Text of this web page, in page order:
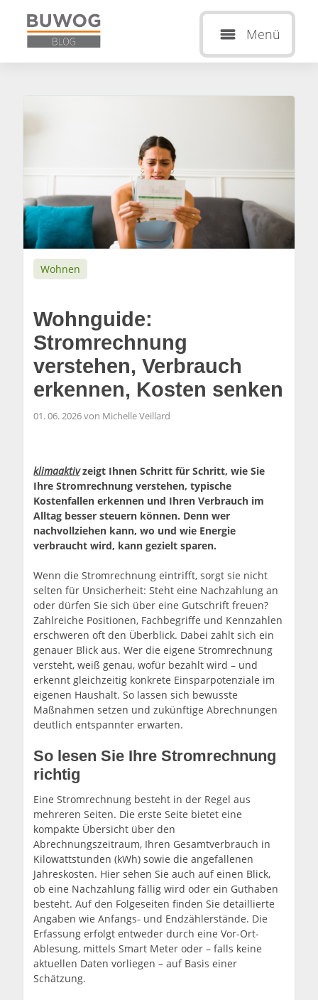
Menü
Wohnen
Wohnguide:
Stromrechnung
verstehen, Verbrauch
erkennen, Kosten senken
01. 06. 2026 von Michelle Veillard
klimaaktivzeigt Ihnen Schritt für Schritt, wie Sie
Ihre Stromrechnung verstehen, typische
Kostenfallen erkennen und Ihren Verbrauch im
Alltag besser steuern können. Denn wer
nachvollziehen kann, wo und wie Energie
verbraucht wird, kann gezielt sparen.
Wenn die Stromrechnung eintrifft, sorgt sie nicht
selten für Unsicherheit: Steht eine Nachzahlung an
oder dürfen Sie sich über eine Gutschrift freuen?
Zahlreiche Positionen, Fachbegriffe und Kennzahlen
erschweren oft den Überblick. Dabei zahlt sich ein
genauer Blick aus. Wer die eigene Stromrechnung
versteht, weiß genau, wofür bezahlt wird – und
erkennt gleichzeitig konkrete Einsparpotenziale im
eigenen Haushalt. So lassen sich bewusste
Maßnahmen setzen und zukünftige Abrechnungen
deutlich entspannter erwarten.
So lesen Sie Ihre Stromrechnung
richtig
Eine Stromrechnung besteht in der Regel aus
mehreren Seiten. Die erste Seite bietet eine
kompakte Übersicht über den
Abrechnungszeitraum, Ihren Gesamtverbrauch in
Kilowattstunden (kWh) sowie die angefallenen
Jahreskosten. Hier sehen Sie auch auf einen Blick,
ob eine Nachzahlung fällig wird oder ein Guthaben
besteht. Auf den Folgeseiten finden Sie detaillierte
Angaben wie Anfangs- und Endzählerstände. Die
Erfassung erfolgt entweder durch eine Vor-Ort-
Ablesung, mittels Smart Meter oder – falls keine
aktuellen Daten vorliegen – auf Basis einer
Schätzung.